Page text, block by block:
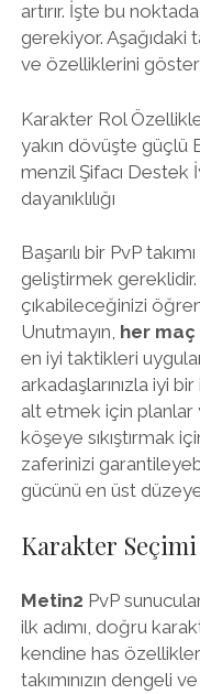
artırır. İşte bu
gerekiyor.
ve özelliklerini
Karakter Rol
yakın dövüşte güçlü
menzil Şifacı Destek
dayanıklılığı
Başarılı bir PvP
geliştirmek gereklidir.
çıkabileceğinizi
Unutmayın, her maç
en iyi taktikleri
arkadaşlarınızla iyi
alt etmek için planlar
köşeye sıkıştırmak
zaferinizi
gücünü en üst
Karakter
Metin2 PvP
ilk adımı, doğru
kendine has
takımınızın dengeli